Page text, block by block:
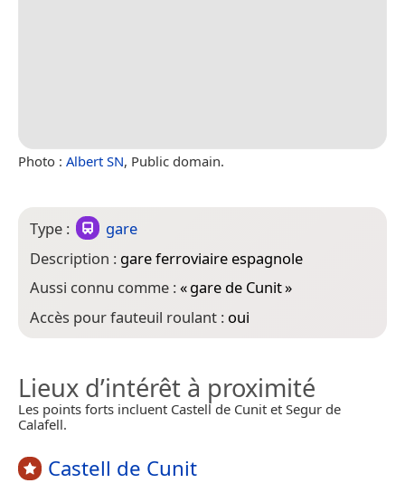
Photo : Albert SN, Public domain.
Type :
gare
Description : gare ferroviaire espagnole
Aussi connu comme :«gare de Cunit»
Accès pour fauteuil roulant : oui
Lieux d’intérêt à proximité
Les points forts incluent Castell de Cunit et Segur de
Calafell.
Castell de Cunit